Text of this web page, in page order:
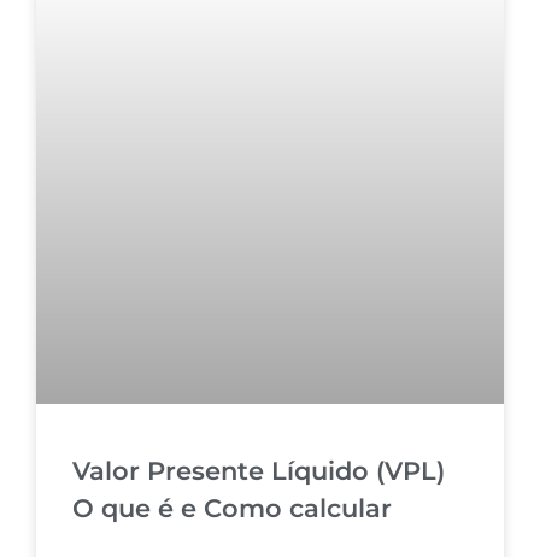
Valor Presente Líquido (VPL)
O que é e Como calcular